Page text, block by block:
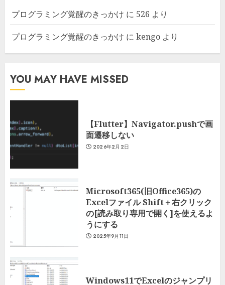
プログラミング覚醒のきっかけ に 526 より
プログラミング覚醒のきっかけ に kengo より
YOU MAY HAVE MISSED
【Flutter】Navigator.pushで画
面遷移しない
2026年2月2日
Microsoft365(旧Office365)の
Excelファイル Shift＋右クリック
の[読み取り専用で開く]を使えるよ
うにする
2025年9月11日
Windows11でExcelのジャンプリ